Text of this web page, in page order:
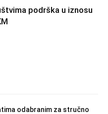
podrška u iznosu
odabranim za stručno